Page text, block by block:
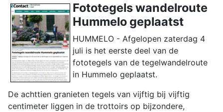
Fototegels wandelroute
Hummelo geplaatst
HUMMELO - Afgelopen zaterdag 4
juli is het eerste deel van de
fototegels van de tegelwandelroute
in Hummelo geplaatst.
De achttien granieten tegels van vijftig bij vijftig
centimeter liggen in de trottoirs op bijzondere,